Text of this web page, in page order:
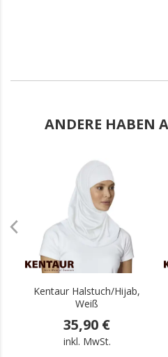
ANDERE HABEN
Kentaur Halstuch/Hijab,
Weiß
35,90 €
inkl. MwSt.